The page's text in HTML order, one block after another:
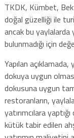
TKDK, Kümbet,
doğal güzelliği ile
ancak bu
bulunmadığı için
Yapılan
dokuya uygun
dokusuna uygun
restoranların,
yatırımcılara
kütük tabir edilen